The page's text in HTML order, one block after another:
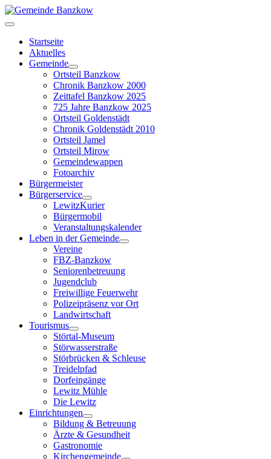
Startseite
Aktuelles
Gemeinde
Ortsteil Banzkow
Chronik Banzkow 2000
Zeittafel Banzkow 2025
725 Jahre Banzkow 2025
Ortsteil Goldenstädt
Chronik Goldenstädt 2010
Ortsteil Jamel
Ortsteil Mirow
Gemeindewappen
Fotoarchiv
Bürgermeister
Bürgerservice
LewitzKurier
Bürgermobil
Veranstaltungskalender
Leben in der Gemeinde
Vereine
FBZ-Banzkow
Seniorenbetreuung
Jugendclub
Freiwillige Feuerwehr
Polizeipräsenz vor Ort
Landwirtschaft
Tourismus
Störtal-Museum
Störwasserstraße
Störbrücken & Schleuse
Treidelpfad
Dorfeingänge
Lewitz Mühle
Die Lewitz
Einrichtungen
Bildung & Betreuung
Ärzte & Gesundheit
Gastronomie
Kirchengemeinde